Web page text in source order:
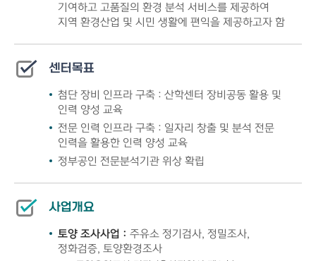
기여하고 고품질의 환경 분석 서비스를 제공하여
지역 환경산업 및 시민 생활에 편익을 제공하고자 함
센터목표
첨단 장비 인프라 구축 : 산학센터 장비공동 활용 및
인력 양성 교육
전문 인력 인프라 구축 : 일자리 창출 및 분석 전문
인력을 활용한 인력 양성 교육
정부공인 전문분석기관 위상 확립
사업개요
토양 조사사업 : 주유소 정기검사, 정밀조사,
정화검증, 토양환경조사